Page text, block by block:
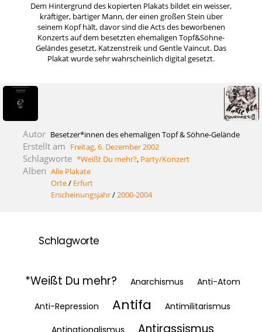
Dem Hintergrund des kopierten Plakats bildet ein weisser,
kräftiger, bärtiger Mann, der einen großen Stein über
seinem Kopf hält, davor sind die Acts des beworbenen
Konzerts auf dem besetzten ehemaligen Topf&Söhne-
Geländes gesetzt, Katzenstreik und Gentle Vaincut. Das
Plakat wurde sehr wahrscheinlich digital gesetzt.
Autor Besetzer*innen des ehemaligen Topf & Söhne-Gelände
Erstellt am Freitag, 6. Dezember 2002
Schlagworte *Weißt Du mehr?, Party/Konzert
Alben Alle Plakate
Orte/ Erfurt
Erscheinungsjahr/2000-2004
Schlagworte
*Weißt Du mehr? Anarchismus Anti-Atom
Anti-Repression Antifa
Antimilitarismus
Antinationalismus
Antirassismus